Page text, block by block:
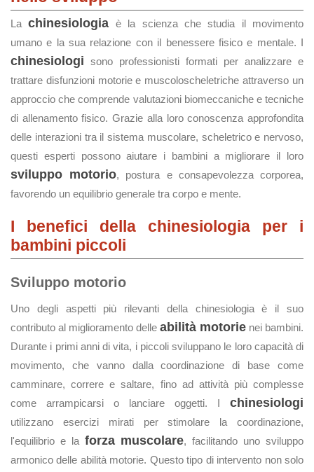
Lachinesiologia è la scienza che studia il movimento
umano e la sua relazione con il benessere fisico e mentale. I
chinesiologi sono professionisti formati per analizzare e
trattare disfunzioni motorie e muscoloscheletriche attraverso un
approccio che comprende valutazioni biomeccaniche e tecniche
di allenamento fisico. Grazie alla loro conoscenza approfondita
delle interazioni tra il sistema muscolare, scheletrico e nervoso,
questi esperti possono aiutare i bambini a migliorare il loro
sviluppo motorio, postura e consapevolezza corporea,
favorendo un equilibrio generale tra corpo e mente.
I benefici della chinesiologia per i
bambini piccoli
Sviluppo motorio
Uno degli aspetti più rilevanti della chinesiologia è il suo
contributo al miglioramento delle abilità motorie nei bambini.
Durante i primi anni di vita, i piccoli sviluppano le loro capacità di
movimento, che vanno dalla coordinazione di base come
camminare, correre e saltare, fino ad attività più complesse
come arrampicarsi o lanciare oggetti. I chinesiologi
utilizzano esercizi mirati per stimolare la coordinazione,
l'equilibrio e la forza muscolare, facilitando uno sviluppo
armonico delle abilità motorie. Questo tipo di intervento non solo